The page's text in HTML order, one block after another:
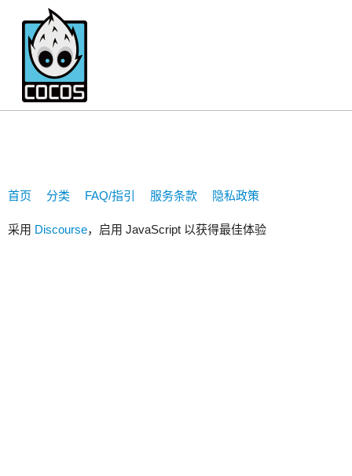
85770647
首页 分类 FAQ/指引 服务条款 隐私政策
采用 Discourse，启用 JavaScript 以获得最佳体验